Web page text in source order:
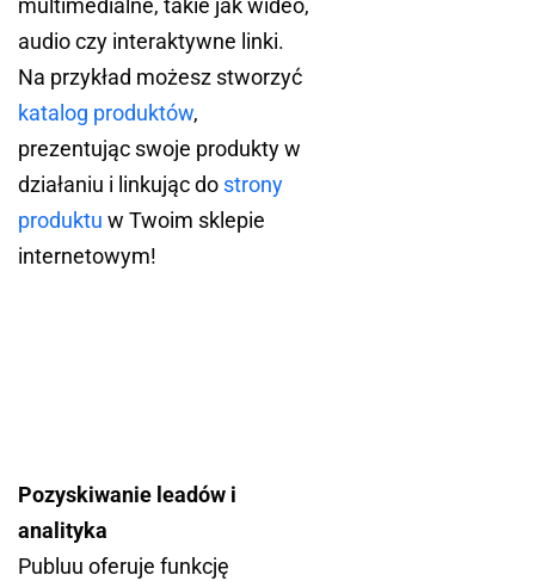
multimedialne, takie jak wideo,
audio czy interaktywne linki.
Na przykład możesz stworzyć
katalog produktów,
prezentując swoje produkty w
działaniu i linkując do strony
produktu w Twoim sklepie
internetowym!
Pozyskiwanie leadów i
analityka
Publuu oferuje funkcję